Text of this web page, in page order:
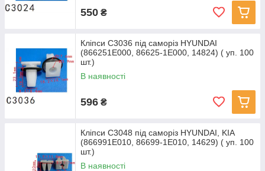
550 ₴
Кліпси C3036 під саморіз HYUNDAI
(866251E000, 86625-1E000, 14824) ( уп. 100
шт.)
В наявності
596 ₴
Кліпси C3048 під саморіз HYUNDAI, KIA
(866991E010, 86699-1E010, 14629) ( уп. 100
шт.)
В наявності